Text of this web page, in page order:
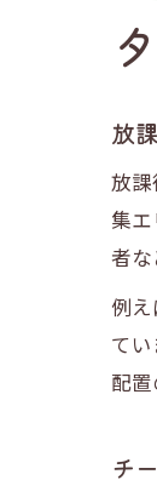
放
放
集
者
例
て
配
チ